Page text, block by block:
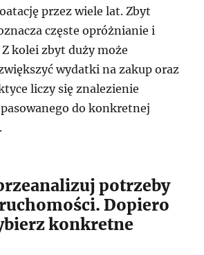
przez wiele lat. Zbyt
częste opróżnianie i
kolei zbyt duży może
wydatki na zakup oraz
liczy się znalezienie
do konkretnej
potrzeby
Dopiero
konkretne